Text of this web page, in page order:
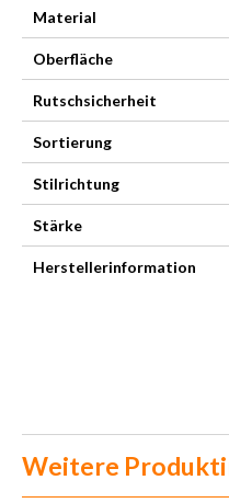
Material
Oberfläche
Rutschsicherheit
Sortierung
Stilrichtung
Stärke
Herstellerinformation
Weitere